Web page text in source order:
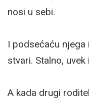
nosi u sebi.
I podsećaću njega
stvari. Stalno,
A kada drugi